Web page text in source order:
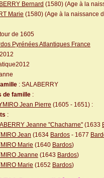
Bernard (1580) (Age à la
Marie (1580) (Age à la naissance
de 1605
Pyrénées Atlantiques France
: SALABERRY
de famille :
Jean Pierre (1605 - 1651) :
:
Jeanne "Chacharne" (1633
Jean (1634 Bardos - 1677
Marie (1640 Bardos)
Jeanne (1643 Bardos)
Marie (1652 Bardos)